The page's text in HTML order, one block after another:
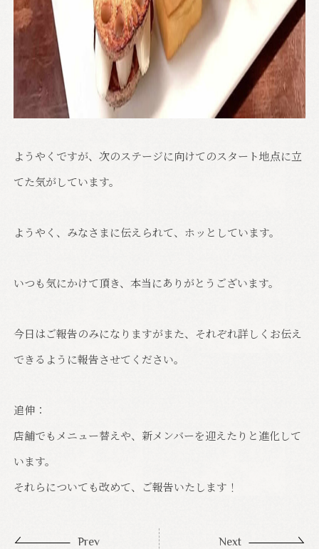
ようやくですが、次のステージに向けてのスタート地点に立
てた気がしています。
ようやく、みなさまに伝えられて、ホッとしています。
いつも気にかけて頂き、本当にありがとうございます。
今日はご報告のみになりますがまた、それぞれ詳しくお伝え
できるように報告させてください。
追伸：
店舗でもメニュー替えや、新メンバーを迎えたりと進化して
います。
それらについても改めて、ご報告いたします！
Prev Next